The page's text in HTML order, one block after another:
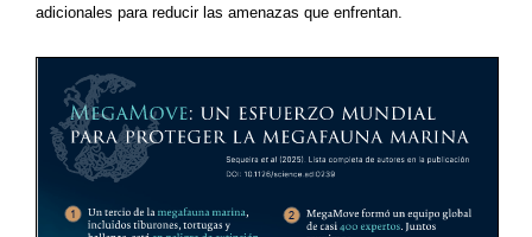
adicionales para reducir las amenazas que enfrentan.